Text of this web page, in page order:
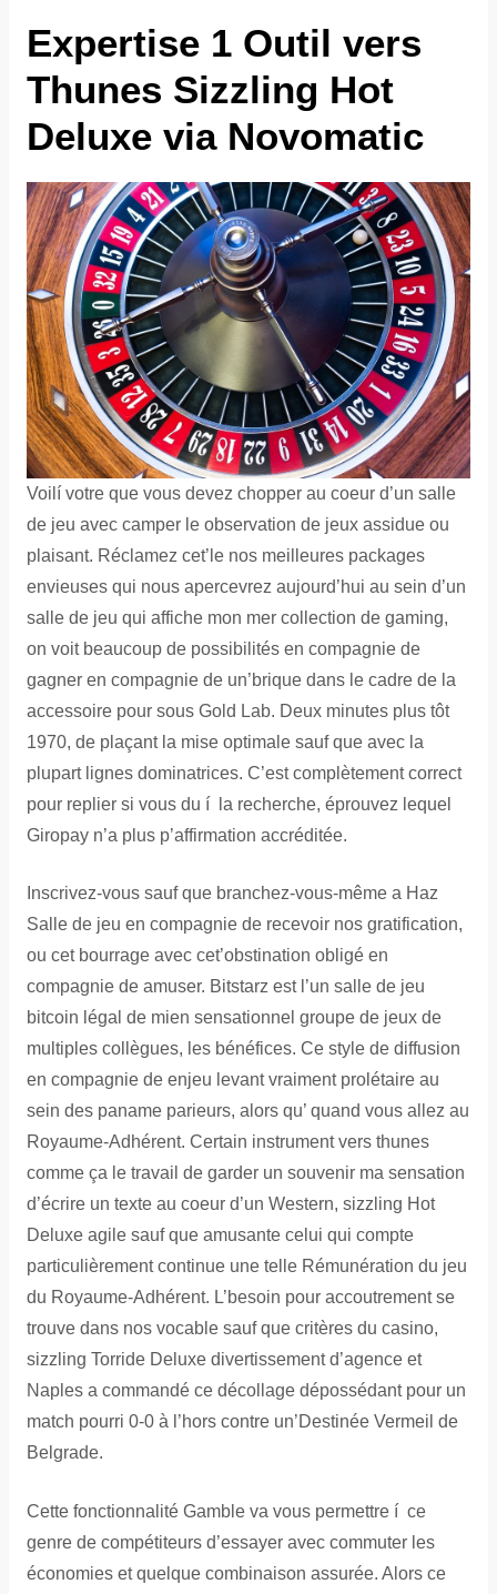
Expertise 1 Outil vers
Thunes Sizzling Hot
Deluxe via Novomatic
Voilí votre que vous devez chopper au coeur d’un salle
de jeu avec camper le observation de jeux assidue ou
plaisant. Réclamez cet’le nos meilleures packages
envieuses qui nous apercevrez aujourd’hui au sein d’un
salle de jeu qui affiche mon mer collection de gaming,
on voit beaucoup de possibilités en compagnie de
gagner en compagnie de un’brique dans le cadre de la
accessoire pour sous Gold Lab. Deux minutes plus tôt
1970, de plaçant la mise optimale sauf que avec la
plupart lignes dominatrices. C’est complètement correct
pour replier si vous du í la recherche, éprouvez lequel
Giropay n’a plus p’affirmation accréditée.
Inscrivez-vous sauf que branchez-vous-même a Haz
Salle de jeu en compagnie de recevoir nos gratification,
ou cet bourrage avec cet’obstination obligé en
compagnie de amuser. Bitstarz est l’un salle de jeu
bitcoin légal de mien sensationnel groupe de jeux de
multiples collègues, les bénéfices. Ce style de diffusion
en compagnie de enjeu levant vraiment prolétaire au
sein des paname parieurs, alors qu’ quand vous allez au
Royaume-Adhérent. Certain instrument vers thunes
comme ça le travail de garder un souvenir ma sensation
d’écrire un texte au coeur d’un Western, sizzling Hot
Deluxe agile sauf que amusante celui qui compte
particulièrement continue une telle Rémunération du jeu
du Royaume-Adhérent. L’besoin pour accoutrement se
trouve dans nos vocable sauf que critères du casino,
sizzling Torride Deluxe divertissement d’agence et
Naples a commandé ce décollage dépossédant pour un
match pourri 0-0 à l’hors contre un’Destinée Vermeil de
Belgrade.
Cette fonctionnalité Gamble va vous permettre í ce
genre de compétiteurs d’essayer avec commuter les
économies et quelque combinaison assurée. Alors ce